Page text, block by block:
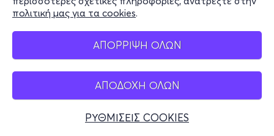
πολιτική μας για τα cookies.
ΑΠΟΡΡΙΨΗ ΟΛΩΝ
ΑΠΟΔΟΧΗ ΟΛΩΝ
ΡΥΘΜΙΣΕΙΣ COOKIES